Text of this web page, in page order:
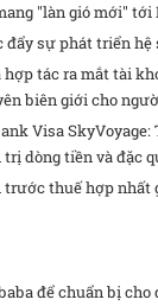
"làn gió mới" tới
đẩy sự phát triển
tác ra mắt tài
biên giới cho
Visa
dòng tiền và đặc
thuế hợp nhất
để chuẩn bị cho